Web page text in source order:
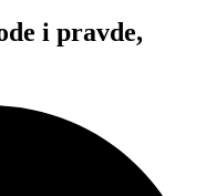
i pravde,